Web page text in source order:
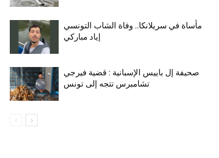
مأساة في سريلانكا.. وفاة الشاب التونسي
إياد مباركي
صحيفة إل باييس الإسبانية : قضية فيرجي
تشامبرس تتجه إلى تونس